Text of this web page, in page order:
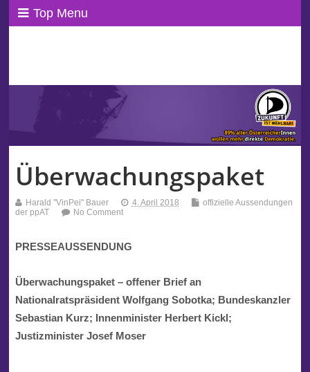
Top Menu
Überwachungspaket
Harald "VinPei" Bauer 4. April 2018
offizielle Aussendungen
der ppAT
No Comment
PRESSEAUSSENDUNG
Überwachungspaket – offener Brief an
Nationalratspräsident Wolfgang Sobotka; Bundeskanzler
Sebastian Kurz; Innenminister Herbert Kickl;
Justizminister Josef Moser